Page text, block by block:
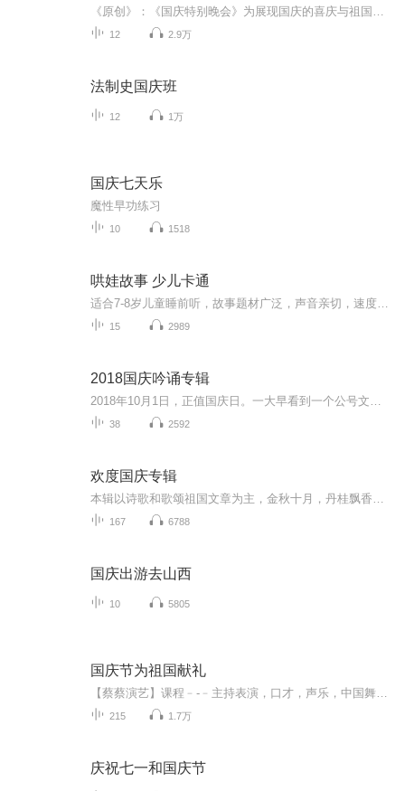
12 2.9万
法制史国庆班
12 1万
国庆七天乐
魔性早功练习
10 1518
哄娃故事 少儿卡通
15 2989
2018国庆吟诵专辑
38 2592
欢度国庆专辑
167 6788
国庆出游去山西
10 5805
国庆节为祖国献礼
215 1.7万
庆祝七一和国庆节